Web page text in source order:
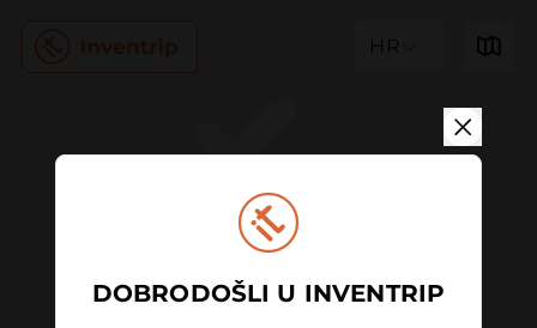
HR
DOBRODOŠLI U INVENTRIP